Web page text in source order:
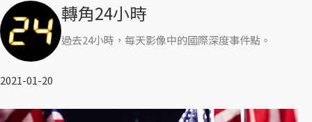
轉角24小時
過去24小時，每天影像中的國際深度事件點。
2021-01-20